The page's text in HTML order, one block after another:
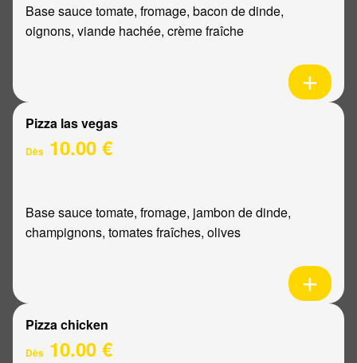
Base sauce tomate, fromage, bacon de dinde,
oignons, viande hachée, crème fraîche
Pizza las vegas
Dès 10.00 €
Base sauce tomate, fromage, jambon de dinde,
champignons, tomates fraîches, olives
Pizza chicken
Dès 10.00 €